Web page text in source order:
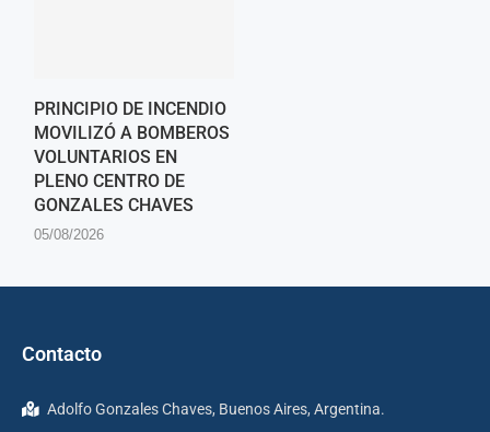
PRINCIPIO DE INCENDIO
MOVILIZÓ A BOMBEROS
VOLUNTARIOS EN
PLENO CENTRO DE
GONZALES CHAVES
05/08/2026
Contacto
Adolfo Gonzales Chaves, Buenos Aires, Argentina.